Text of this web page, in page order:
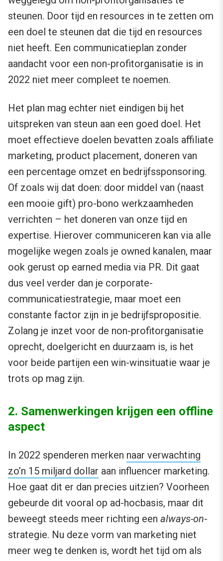
steunen. Door tijd en resources in te zetten om
een doel te steunen dat die tijd en resources
niet heeft. Een communicatieplan zonder
aandacht voor een non-profitorganisatie is in
2022 niet meer compleet te noemen.
Het plan mag echter niet eindigen bij het
uitspreken van steun aan een goed doel. Het
moet effectieve doelen bevatten zoals affiliate
marketing, product placement, doneren van
een percentage omzet en bedrijfssponsoring.
Of zoals wij dat doen: door middel van (naast
een mooie gift) pro-bono werkzaamheden
verrichten – het doneren van onze tijd en
expertise. Hierover communiceren kan via alle
mogelijke wegen zoals je owned kanalen, maar
ook gerust op earned media via PR. Dit gaat
dus veel verder dan je corporate-
communicatiestrategie, maar moet een
constante factor zijn in je bedrijfspropositie.
Zolang je inzet voor de non-profitorganisatie
oprecht, doelgericht en duurzaam is, is het
voor beide partijen een win-winsituatie waar je
trots op mag zijn.
2. Samenwerkingen krijgen een offline
aspect
In 2022 spenderen merken naar verwachting
zo’n 15 miljard dollar aan influencer marketing.
Hoe gaat dit er dan precies uitzien? Voorheen
gebeurde dit vooral op ad-hocbasis, maar dit
beweegt steeds meer richting een always-on-
strategie. Nu deze vorm van marketing niet
meer weg te denken is, wordt het tijd om als